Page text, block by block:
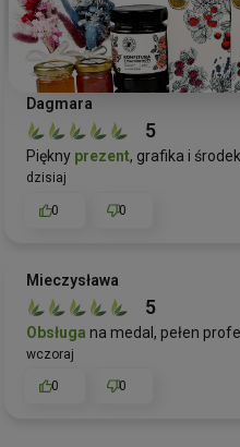
Dagmara
5
Piękny prezent, grafika i
dzisiaj
0 0
Mieczysława
5
Obsługa na medal, pełen
wczoraj
0 0